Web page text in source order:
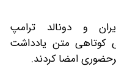
و دونالد ترامپ
کوتاهی متن یادداشت
امضا کردند.